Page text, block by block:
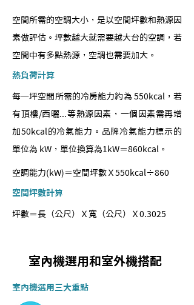
空間所需的空調大小，是以空間坪數和熱源因
素做評估。坪數越大就需要越大台的空調，若
空間中有多點熱源，空調也需要加大。
熱負荷計算
每一坪空間所需的冷房能力約為 550kcal，若
有頂樓/西曬...等熱源因素，一個因素需再增
加50kcal的冷氣能力。品牌冷氣能力標示的
單位為 kW，單位換算為1kW＝860kcal。
空調能力(kW)＝空間坪數Ｘ550kcal÷860
空間坪數計算
坪數＝長（公尺）Ｘ寬（公尺）Ｘ0.3025
室內機選用和室外機搭配
室內機選用三大重點